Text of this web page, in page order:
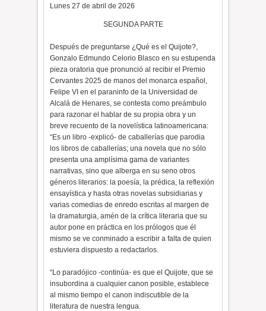
Lunes 27 de abril de 2026
SEGUNDA PARTE
Después de preguntarse ¿Qué es el Quijote?,
Gonzalo Edmundo Celorio Blasco en su estupenda
pieza oratoria que pronunció al recibir el Premio
Cervantes 2025 de manos del monarca español,
Felipe VI en el paraninfo de la Universidad de
Alcalá de Henares, se contesta como preámbulo
para razonar el hablar de su propia obra y un
breve recuento de la novelística latinoamericana:
“Es un libro -explicó- de caballerías que parodia
los libros de caballerías; una novela que no sólo
presenta una amplísima gama de variantes
narrativas, sino que alberga en su seno otros
géneros literarios: la poesía, la prédica, la reflexión
ensayística y hasta otras novelas subsidiarias y
varias comedias de enredo escritas al margen de
la dramaturgia, amén de la crítica literaria que su
autor pone en práctica en los prólogos que él
mismo se ve conminado a escribir a falta de quien
estuviera dispuesto a redactarlos.
“Lo paradójico -continúa- es que el Quijote, que se
insubordina a cualquier canon posible, establece
al mismo tiempo el canon indiscutible de la
literatura de nuestra lengua.